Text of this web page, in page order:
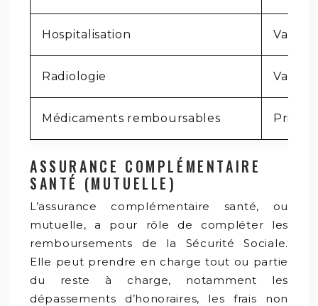
Hospitalisation
Radiologie
Médicaments remboursables Prix
ASSURANCE COMPLÉMENTAIRE
SANTÉ (MUTUELLE)
L’assurance complémentaire santé, ou
mutuelle, a pour rôle de compléter les
remboursements de la Sécurité Sociale.
Elle peut prendre en charge tout ou partie
du reste à charge, notamment les
dépassements d’honoraires, les frais non